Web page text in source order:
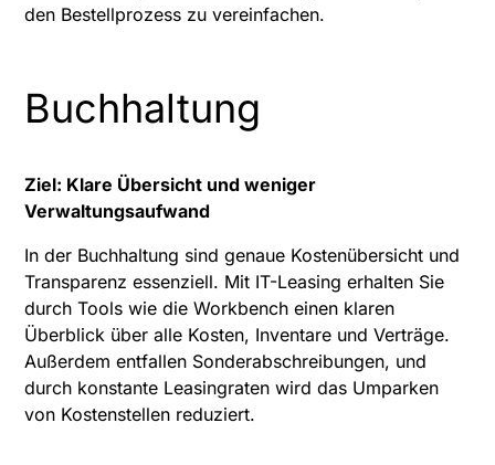
den Bestellprozess zu vereinfachen.
Buchhaltung
Ziel: Klare Übersicht und weniger
Verwaltungsaufwand
In der Buchhaltung sind genaue Kostenübersicht und
Transparenz essenziell. Mit IT-Leasing erhalten Sie
durch Tools wie die Workbench einen klaren
Überblick über alle Kosten, Inventare und Verträge.
Außerdem entfallen Sonderabschreibungen, und
durch konstante Leasingraten wird das Umparken
von Kostenstellen reduziert.